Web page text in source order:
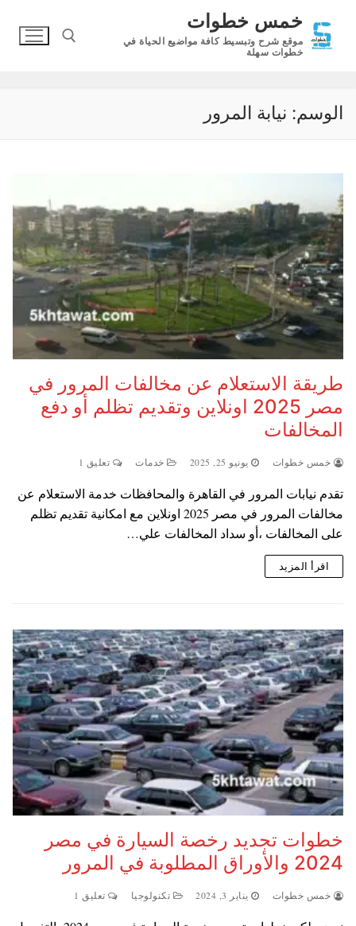
المحتوى
خمس خطوات
موقع شرح وتبسيط كافة مواضيع الحياة في
خطوات سهلة
الوسم: نيابة المرور
طريقة الاستعلام عن مخالفات المرور في
مصر 2025 اونلاين وتقديم تظلم أو دفع
المخالفات
خمس خطوات يونيو 25, 2025 خدمات تعليق 1
تقدم نيابات المرور في القاهرة والمحافظات خدمة الاستعلام عن
مخالفات المرور في مصر 2025 اونلاين مع امكانية تقديم تظلم
على المخالفات ،أو سداد المخالفات علي…
اقرأ المزيد
خطوات تجديد رخصة السيارة في مصر
2024 والأوراق المطلوبة في المرور
خمس خطوات يناير 3, 2024 تكنولوجيا تعليق 1